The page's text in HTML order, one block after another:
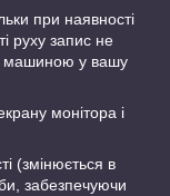
при наявності
руху запис не
машиною у вашу
монітора і
(змінюється в
забезпечуючи